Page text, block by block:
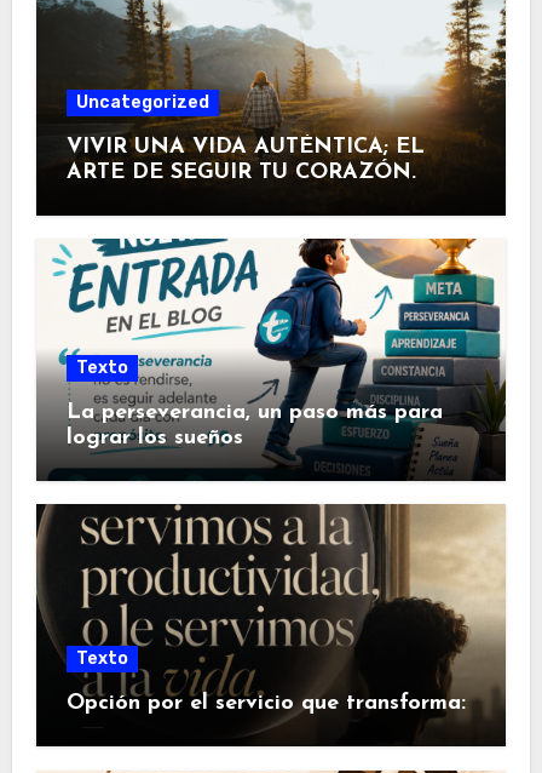
Uncategorized
VIVIR UNA VIDA AUTÉNTICA; EL
ARTE DE SEGUIR TU CORAZÓN.
Texto
La perseverancia, un paso más para
lograr los sueños
Texto
Opción por el servicio que transforma: